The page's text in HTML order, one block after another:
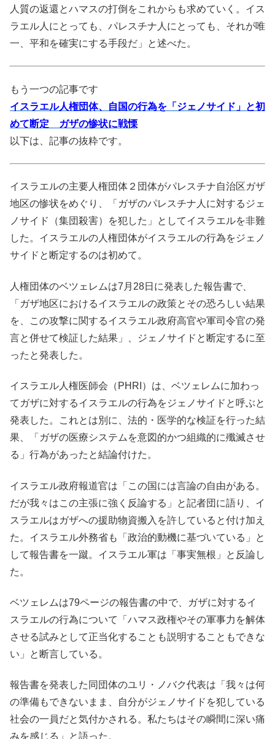
人質の返還とハマスの打倒をこれからも求めていく。イス
ラエル人にとっても、パレスチナ人にとっても、それが唯
一、平和を確実にする手段だ」と述べた。
もう一つの記事です
イスラエル人権団体、自国の行為を「ジェノサイド」と初
めて断定 ガザの惨状に戦慄
以下は、記事の抜粋です。
イスラエルの主要人権団体２団体がパレスチナ自治区ガザ
地区の惨状をめぐり、「ガザのパレスチナ人に対するジェ
ノサイド（集団殺害）を犯した」としてイスラエルを非難
した。イスラエルの人権団体がイスラエルの行為をジェノ
サイドと断定するのは初めて。
人権団体のベツェレムは7月28日に発表した報告書で、
「ガザ地区におけるイスラエルの政策とその恐ろしい結果
を、この攻撃に関するイスラエル政府高官や軍司令官の発
言と併せて検証した結果」、ジェノサイドと断定するに至
ったと発表した。
イスラエル人権医師会（PHRI）は、ベツェレムに加わっ
てガザに対するイスラエルの行為をジェノサイドと呼ぶと
発表した。これとは別に、法的・医学的な検証を行った結
果、「ガザの医療システムを意図的かつ組織的に殲滅させ
る」行為があったと結論付けた。
イスラエル政府報道官は「この国には言論の自由がある。
だが我々はこの主張に強く反論する」と記者団に語り、イ
スラエルはガザへの援助物資搬入を許していると付け加え
た。イスラエル外務省も「政治的動機に基づいている」と
して報告書を一蹴。イスラエル軍は「事実無根」と反論し
た。
ベツェレムは79ページの報告書の中で、ガザに対するイ
スラエルの行為について「ハマス政権やその軍事力を解体
させる試みとして正当化することも説明することもできな
い」と断言している。
報告書を発表した同団体のユリ・ノバク代表は「我々は何
の準備もできないまま、自分がジェノサイドを犯している
社会の一員だと気付かされる。私たちはその瞬間に深い痛
みを感じる」と語った。